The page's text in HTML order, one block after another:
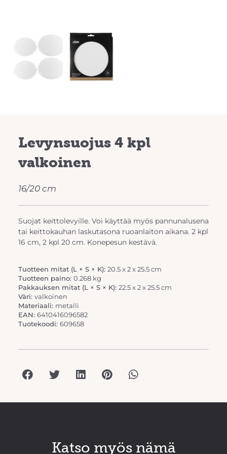
Levynsuojus 4 kpl
valkoinen
16/20 cm
Suojat keittolevyille. Voi käyttää myös pannunalusena
tai keittokauhan laskutasona ruoanlaiton aikana. 2 kpl
16 cm, 2 kpl 20 cm. Konepesun kestävä.
Tuotteen mitat (L × S × K): 20.5 x 2 x 25.5 cm
Tuotteen paino: 0.268 kg
Pakkauksen mitat (L × S × K): 22.5 x 2 x 25.5 cm
Väri: valkoinen
Materiaali: metalli
EAN: 6410416096582
Tuotekoodi: 609658
Katso myös nämä